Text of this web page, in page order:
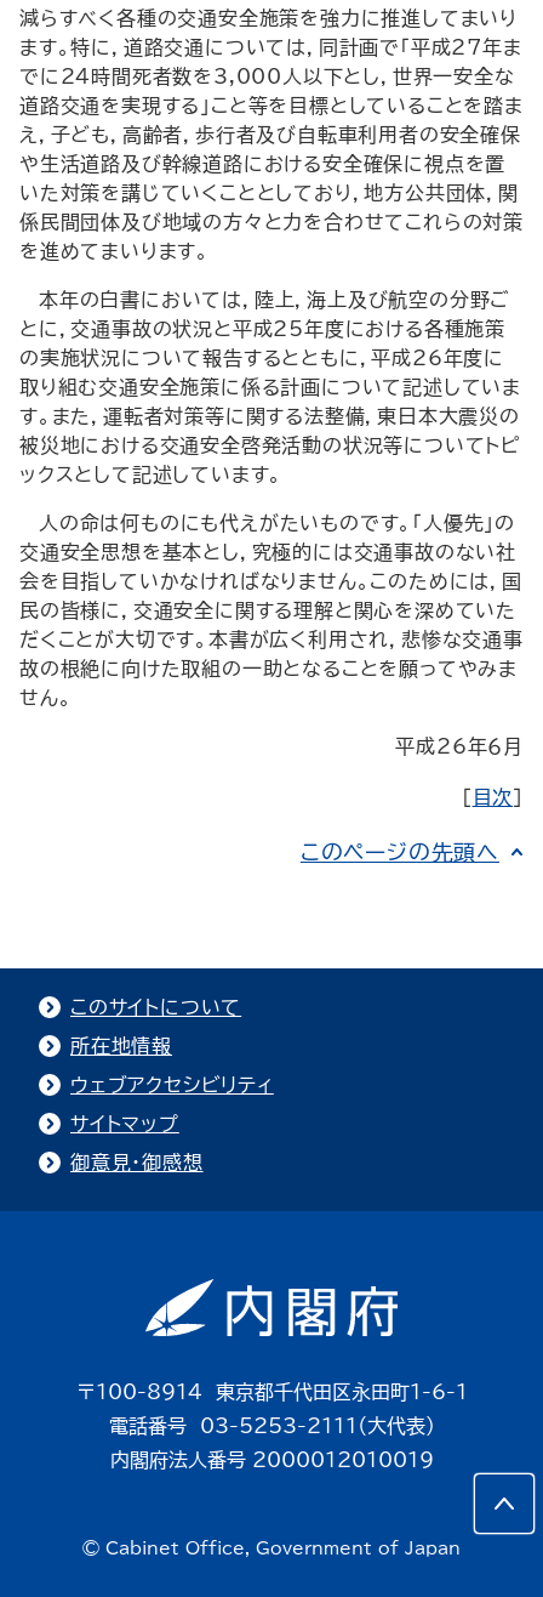
減らすべく各種の交通安全施策を強力に推進してまいり
ます。特に，道路交通については，同計画で「平成27年ま
でに24時間死者数を3,000人以下とし，世界一安全な
道路交通を実現する」こと等を目標としていることを踏ま
え，子ども，高齢者，歩行者及び自転車利用者の安全確保
や生活道路及び幹線道路における安全確保に視点を置
いた対策を講じていくこととしており，地方公共団体，関
係民間団体及び地域の方々と力を合わせてこれらの対策
を進めてまいります。
本年の白書においては，陸上，海上及び航空の分野ご
とに，交通事故の状況と平成25年度における各種施策
の実施状況について報告するとともに，平成26年度に
取り組む交通安全施策に係る計画について記述していま
す。また，運転者対策等に関する法整備，東日本大震災の
被災地における交通安全啓発活動の状況等についてトピ
ックスとして記述しています。
人の命は何ものにも代えがたいものです。「人優先」の
交通安全思想を基本とし，究極的には交通事故のない社
会を目指していかなければなりません。このためには，国
民の皆様に，交通安全に関する理解と関心を深めていた
だくことが大切です。本書が広く利用され，悲惨な交通事
故の根絶に向けた取組の一助となることを願ってやみま
せん。
平成26年６月
目次
このページの先頭へ
このサイトについて
所在地情報
ウェブアクセシビリティ
サイトマップ
御意見・御感想
〒100-8914 東京都千代田区永田町1-6-1
電話番号 03-5253-2111（大代表）
内閣府法人番号 2000012010019
© Cabinet Office, Government of Japan